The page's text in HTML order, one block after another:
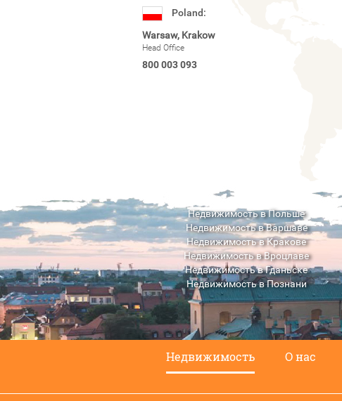
Poland:
Warsaw, Krakow
Head Office
800 003 093
Недвижимость в Польше
Недвижимость в Варшаве
Недвижимость в Кракове
Недвижимость в Вроцлаве
Недвижимость в Гданьске
Недвижимость в Познани
Недвижимость в Люблине
Недвижимость О нас